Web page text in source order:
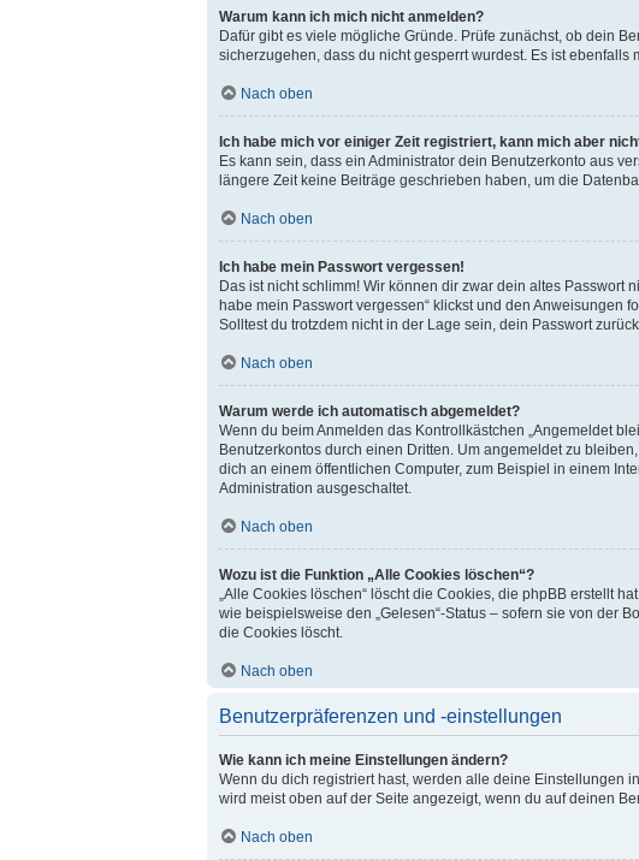
Warum kann ich mich nicht anmelden?
Dafür gibt es viele mögliche Gründe. Prüfe zunächst, ob dein
sicherzugehen, dass du nicht gesperrt wurdest. Es ist
Nach oben
Ich habe mich vor einiger Zeit registriert, kann mich aber
Es kann sein, dass ein Administrator dein Benutzerkonto aus
längere Zeit keine Beiträge geschrieben haben, um die
Nach oben
Ich habe mein Passwort vergessen!
Das ist nicht schlimm! Wir können dir zwar dein altes Passwort
habe mein Passwort vergessen“ klickst und den Anweisungen
Solltest du trotzdem nicht in der Lage sein, dein Passwort
Nach oben
Warum werde ich automatisch abgemeldet?
Wenn du beim Anmelden das Kontrollkästchen „Angemeldet
Benutzerkontos durch einen Dritten. Um angemeldet zu
dich an einem öffentlichen Computer, zum Beispiel in einem
Administration ausgeschaltet.
Nach oben
Wozu ist die Funktion „Alle Cookies löschen“?
„Alle Cookies löschen“ löscht die Cookies, die phpBB erstellt
wie beispielsweise den „Gelesen“-Status – sofern sie von der
die Cookies löscht.
Nach oben
Benutzerpräferenzen und -einstellungen
Wie kann ich meine Einstellungen ändern?
Wenn du dich registriert hast, werden alle deine Einstellungen
wird meist oben auf der Seite angezeigt, wenn du auf deinen
Nach oben